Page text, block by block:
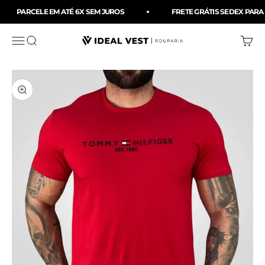
Pular para o conteúdo
PARCELE EM ATÉ 6X SEM JUROS FRETE GRÁTIS SEDEX PARA
MenuBuscar Ideal Vest Rouparia
Zoom na imagem